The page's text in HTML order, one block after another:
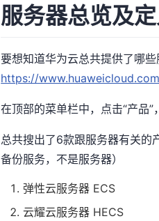
服务器总览及
要想知道华为云总共提供了哪
https://www.huaweicloud.com
在顶部的菜单栏中，点击“产品
总共搜出了6款跟服务器有关的
备份服务，不是服务器）
弹性云服务器 ECS
云耀云服务器 HECS